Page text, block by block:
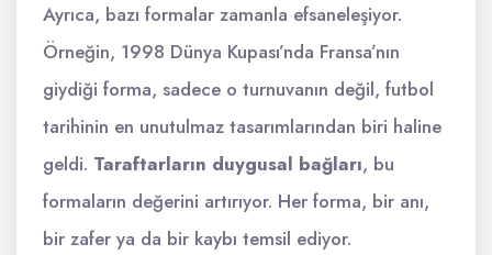
Ayrıca, bazı formalar zamanla efsaneleşiyor.
Örneğin, 1998 Dünya Kupası’nda Fransa’nın
giydiği forma, sadece o turnuvanın değil, futbol
tarihinin en unutulmaz tasarımlarından biri haline
geldi. Taraftarların duygusal bağları, bu
formaların değerini artırıyor. Her forma, bir anı,
bir zafer ya da bir kaybı temsil ediyor.